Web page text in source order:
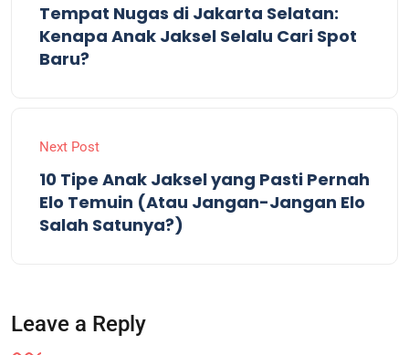
Tempat Nugas di Jakarta Selatan:
Kenapa Anak Jaksel Selalu Cari Spot
Baru?
Next Post
10 Tipe Anak Jaksel yang Pasti Pernah
Elo Temuin (Atau Jangan-Jangan Elo
Salah Satunya?)
Leave a Reply